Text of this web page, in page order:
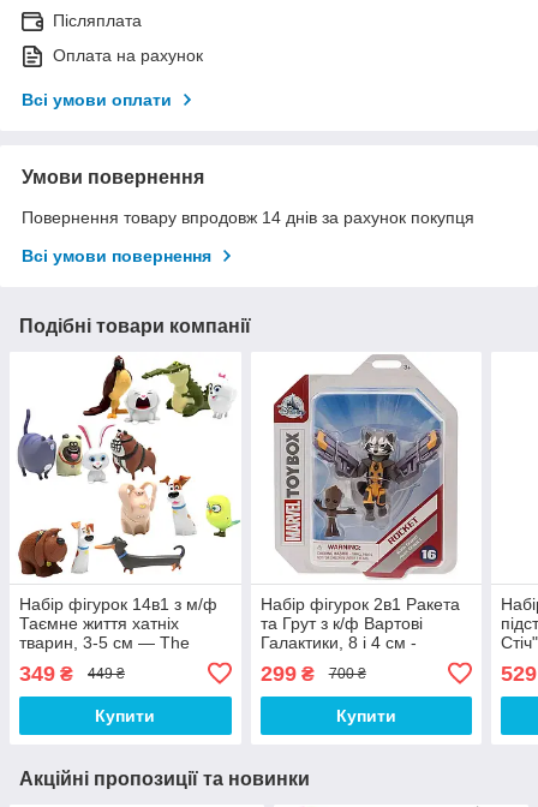
Післяплата
Оплата на рахунок
Всі умови оплати
Умови повернення
Повернення товару впродовж 14 днів за рахунок покупця
Всі умови повернення
Подібні товари компанії
Набір фігурок 14в1 з м/ф
Таємне життя хатніх
тварин, 3-5 см — The
349 ₴ 449 ₴
Купити
Набір фігурок 2в1 Ракета
та Грут з к/ф Вартові
Галактики, 8 і 4 см -
Rocket, Groot
299₴ 700 ₴
Купити
529
Акційні пропозиції та новинки